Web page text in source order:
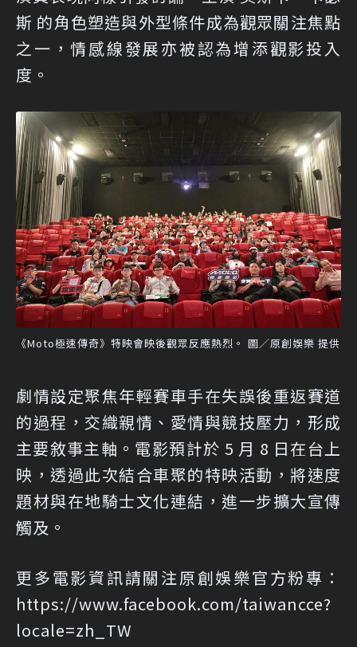
斯 的角色塑造與外型條件成為觀眾關注焦點
之一，情感線發展亦被認為增添觀影投入
度。
《Moto極速傳奇》特映會映後觀眾反應熱烈。 圖／原創娛樂 提供
劇情設定聚焦年輕賽車手在失誤後重返賽道
的過程，交織親情、愛情與競技壓力，形成
主要敘事主軸。電影預計於 5 月 8 日在台上
映，透過此次結合車聚的特映活動，將速度
題材與在地騎士文化連結，進一步擴大宣傳
觸及。
更多電影資訊請關注原創娛樂官方粉專：
https://www.facebook.com/taiwancce?
locale=zh_TW